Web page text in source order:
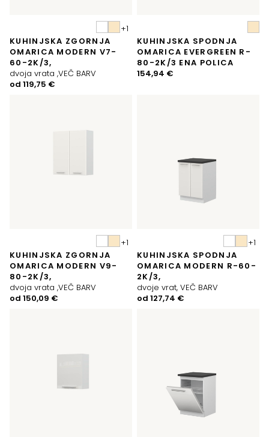
KUHINJSKA ZGORNJA
OMARICA MODERN V7-
60-2K/3,
dvoja vrata ,VEČ BARV
od 119,75 €
KUHINJSKA SPODNJA
OMARICA EVERGREEN R-
80-2K/3 ENA POLICA
154,94 €
KUHINJSKA ZGORNJA
OMARICA MODERN V9-
80-2K/3,
dvoja vrata ,VEČ BARV
od 150,09 €
KUHINJSKA SPODNJA
OMARICA MODERN R-60-
2K/3,
dvoje vrat, VEČ BARV
od 127,74 €